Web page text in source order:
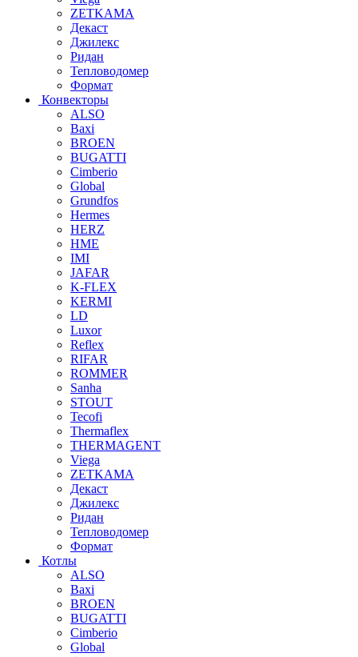
ZETKAMA
Декаст
Джилекс
Ридан
Тепловодомер
Формат
Конвекторы
ALSO
Baxi
BROEN
BUGATTI
Cimberio
Global
Grundfos
Hermes
HERZ
HME
IMI
JAFAR
K-FLEX
KERMI
LD
Luxor
Reflex
RIFAR
ROMMER
Sanha
STOUT
Tecofi
Thermaflex
THERMAGENT
Viega
ZETKAMA
Декаст
Джилекс
Ридан
Тепловодомер
Формат
Котлы
ALSO
Baxi
BROEN
BUGATTI
Cimberio
Global